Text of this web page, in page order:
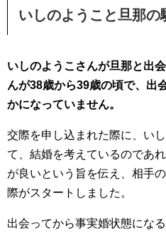
いしのようこと旦那の
いしのようこさんが旦那と出
んが38歳から39歳の頃で、 出
かになっていません。
交際を申し込まれた際に、い
て、結婚を考えているのであ
が良いという旨を伝え、相手
際がスタートしました。
出会ってから事実婚状態にな